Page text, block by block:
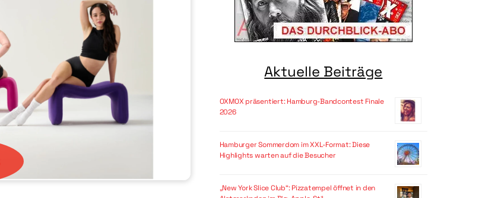
Aktuelle Beiträge
OXMOX präsentiert: Hamburg-Bandcontest Finale
2026
Hamburger Sommerdom im XXL-Format: Diese
Highlights warten auf die Besucher
„New York Slice Club“: Pizzatempel öffnet in den